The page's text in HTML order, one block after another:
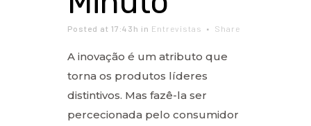
Posted at 17:43h in Entrevistas Share
A inovação é um atributo que
torna os produtos líderes
distintivos. Mas fazê-la ser
percecionada pelo consumidor